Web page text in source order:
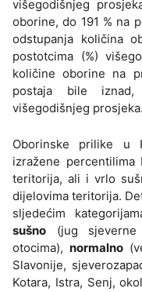
višegodišnjeg
oborine, do 191 % na
odstupanja količina
postotcima (%)
količine oborine na
postaja bile
višegodišnjeg prosjeka.
Oborinske prilike u
izražene
teritorija, ali i vrlo
dijelovima teritorija.
sljedećim
sušno (jug sjeverne
otocima), normalno
Slavonije,
Kotara, Istra, Senj,